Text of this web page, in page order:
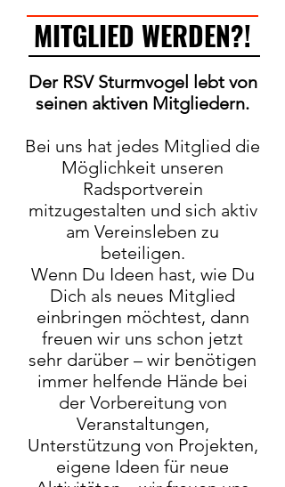
MITGLIED WERDEN?!
Der RSV Sturmvogel lebt von
seinen aktiven Mitgliedern.
Bei uns hat jedes Mitglied die
Möglichkeit unseren
Radsportverein
mitzugestalten und sich aktiv
am Vereinsleben zu
beteiligen.
Wenn Du Ideen hast, wie Du
Dich als neues Mitglied
einbringen möchtest, dann
freuen wir uns schon jetzt
sehr darüber – wir benötigen
immer helfende Hände bei
der Vorbereitung von
Veranstaltungen,
Unterstützung von Projekten,
eigene Ideen für neue